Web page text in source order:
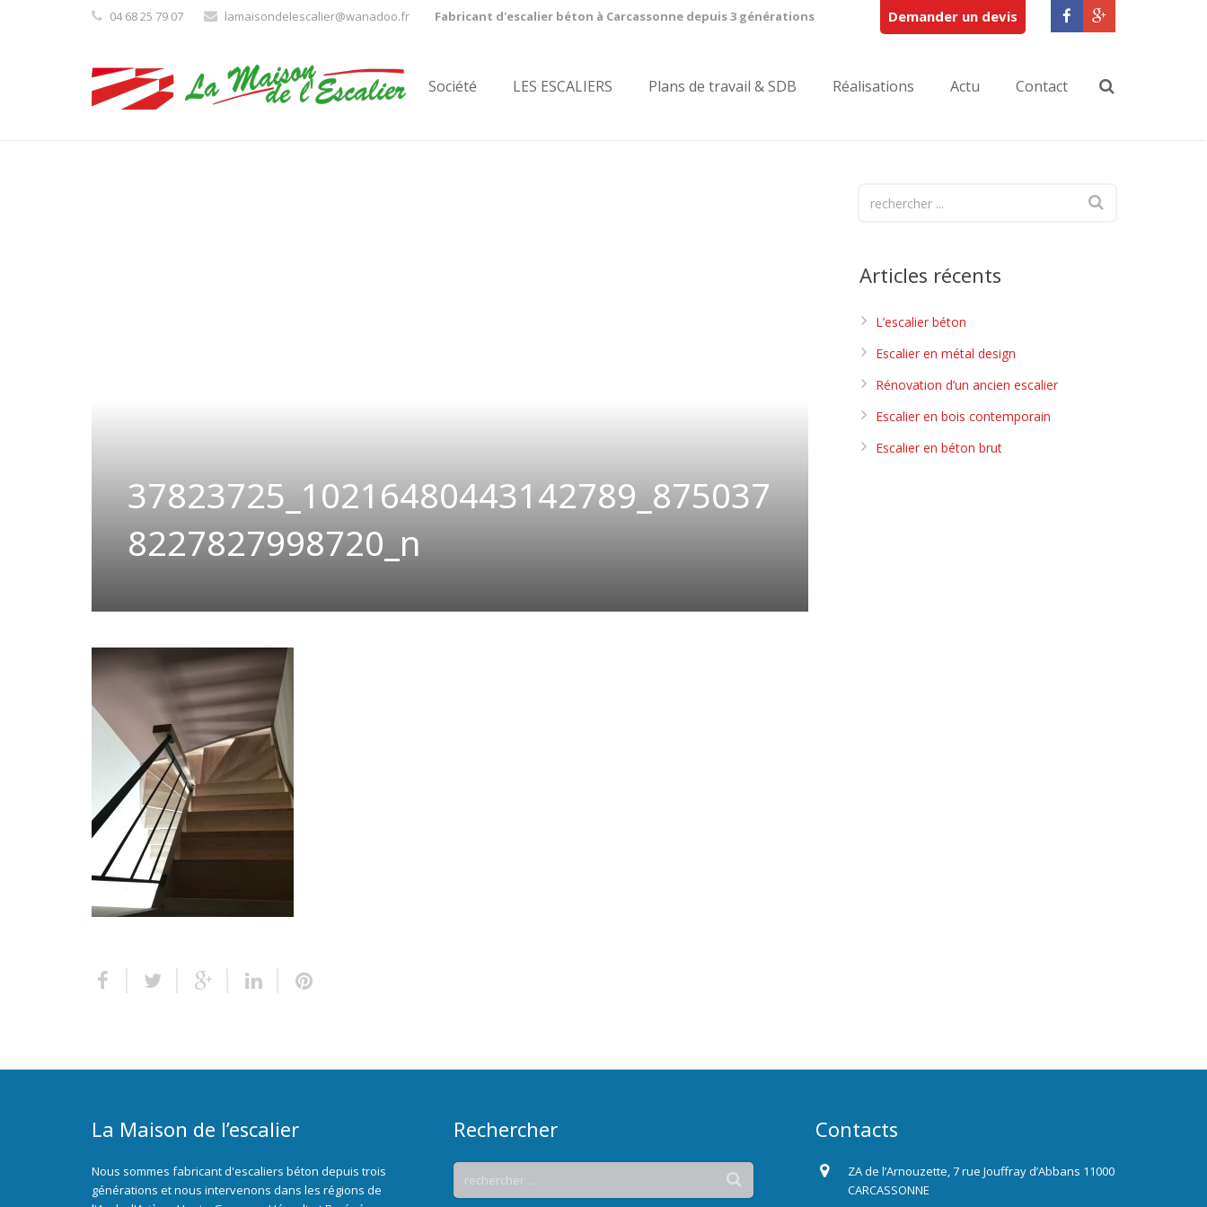
04 68 25 79 07 lamaisondelescalier@wanadoo.fr Fabricant d'escalier béton à Carcassonne depuis 3 générations Demander un devis
Société LES ESCALIERS Plans de travail & SDB Réalisations Actu Contact
37823725_10216480443142789_875037
8227827998720_n
Articles récents
L’escalier béton
Escalier en métal design
Rénovation d’un ancien escalier
Escalier en bois contemporain
Escalier en béton brut
La Maison de l’escalier
Nous sommes fabricant d'escaliers béton depuis trois
générations et nous intervenons dans les régions de
Rechercher Contacts
ZA de l’Arnouzette, 7 rue Jouffray d’Abbans 11000
CARCASSONNE